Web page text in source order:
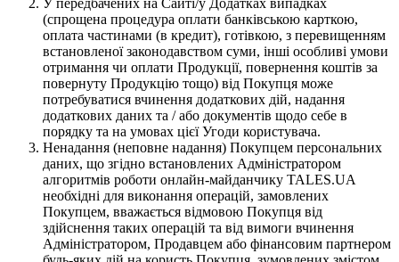
(спрощена процедура оплати банківською карткою,
оплата частинами (в кредит), готівкою, з перевищенням
встановленої законодавством суми, інші особливі умови
отримання чи оплати Продукції, повернення коштів за
повернуту Продукцію тощо) від Покупця може
потребуватися вчинення додаткових дій, надання
додаткових даних та / або документів щодо себе в
порядку та на умовах цієї Угоди користувача.
Ненадання (неповне надання) Покупцем персональних
даних, що згідно встановлених Адміністратором
алгоритмів роботи онлайн-майданчику TALES.UA
необхідні для виконання операцій, замовлених
Покупцем, вважається відмовою Покупця від
здійснення таких операцій та від вимоги вчинення
Адміністратором, Продавцем або фінансовим партнером